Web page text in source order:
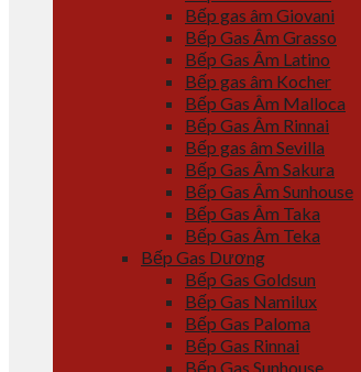
Bếp gas âm Giovani
Bếp Gas Âm Grasso
Bếp Gas Âm Latino
Bếp gas âm Kocher
Bếp Gas Âm Malloca
Bếp Gas Âm Rinnai
Bếp gas âm Sevilla
Bếp Gas Âm Sakura
Bếp Gas Âm Sunhouse
Bếp Gas Âm Taka
Bếp Gas Âm Teka
Bếp Gas Dương
Bếp Gas Goldsun
Bếp Gas Namilux
Bếp Gas Paloma
Bếp Gas Rinnai
Bếp Gas Sunhouse